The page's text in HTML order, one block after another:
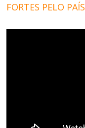
FORTES PELO PAÍS